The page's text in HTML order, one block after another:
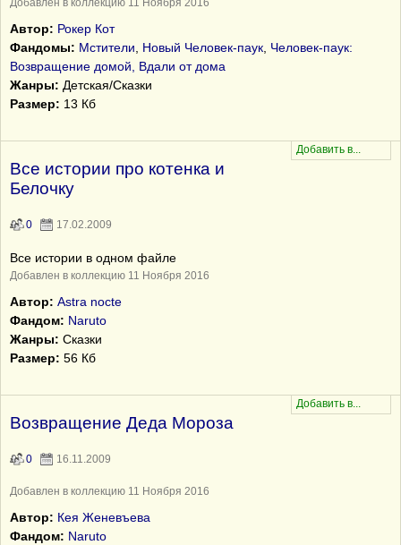
Добавлен в коллекцию 11 Ноября 2016
Автор: Рокер Кот
Фандомы: Мстители Новый Человек-паук Человек-паук:
Возвращение домой, Вдали от дома
Жанры: Детская/Сказки
Размер: 13 Кб
Все истории про котенка и
Белочку
0 17.02.2009
Все истории в одном файле
Добавлен в коллекцию 11 Ноября 2016
Автор: Astra nocte
Фандом: Naruto
Жанры: Сказки
Размер: 56 Кб
Возвращение Деда Мороза
0 16.11.2009
Добавлен в коллекцию 11 Ноября 2016
Автор: Кея Женевъева
Фандом: Naruto